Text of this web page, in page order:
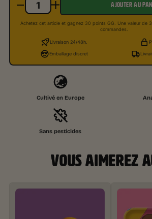
AJOUTER AU
Achetez cet article et gagnez 30 points GG. Une valeur de
commandes.
Livraison 24/48h.
Emballage discret
Cultivé en Europe
Sans pesticides
VOUS AIMEREZ